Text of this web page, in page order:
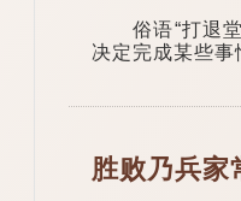
俗语“打退堂
决定完成某些
胜败乃兵家